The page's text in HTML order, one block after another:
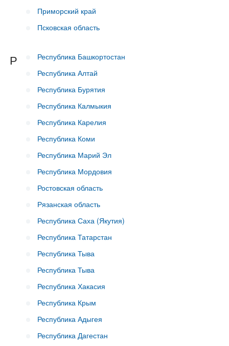
Приморский край
Псковская область
Р
Республика Башкортостан
Республика Алтай
Республика Бурятия
Республика Калмыкия
Республика Карелия
Республика Коми
Республика Марий Эл
Республика Мордовия
Ростовская область
Рязанская область
Республика Саха (Якутия)
Республика Татарстан
Республика Тыва
Республика Тыва
Республика Хакасия
Республика Крым
Республика Адыгея
Республика Дагестан